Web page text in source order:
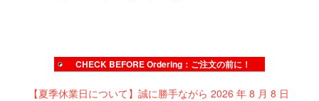
CHECK BEFORE Ordering：ご注文の前に！
【夏季休業日について】誠に勝手ながら 2026 年 8 月 8 日